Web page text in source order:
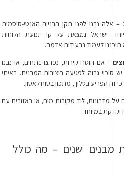
– אלה נבנו לפני תקן הבנייה האנטי-סיסמית
ישראל נמצאת על קו תנועת הלוחות
תוכננו לעמוד ברעידות אדמה.
– אם הוסרו קירות, נפרצו פתחים, או נבנו
סיכוי גבוה לפגיעה ביציבות המבנית. ראיתי
זה הפריע בסלון", מתכון בטוח לאסון.
על מדרונות, ליד מקורות מים, או באזורים עם
במיוחד.
מבנים ישנים – מה כולל